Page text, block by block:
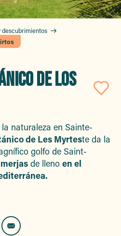
descubrimientos
DE LOS
naturaleza en Sainte-
de Les Myrteste da la
golfo de Saint-
de lleno en el